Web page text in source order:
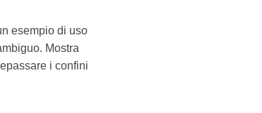
esempio di uso
Mostra
i confini